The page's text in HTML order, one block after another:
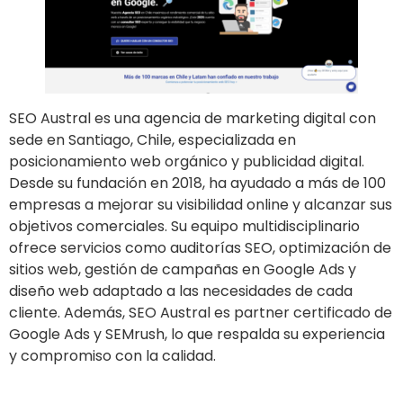
SEO Austral es una agencia de marketing digital con
sede en Santiago, Chile, especializada en
posicionamiento web orgánico y publicidad digital.
Desde su fundación en 2018, ha ayudado a más de 100
empresas a mejorar su visibilidad online y alcanzar sus
objetivos comerciales. Su equipo multidisciplinario
ofrece servicios como auditorías SEO, optimización de
sitios web, gestión de campañas en Google Ads y
diseño web adaptado a las necesidades de cada
cliente. Además, SEO Austral es partner certificado de
Google Ads y SEMrush, lo que respalda su experiencia
y compromiso con la calidad.